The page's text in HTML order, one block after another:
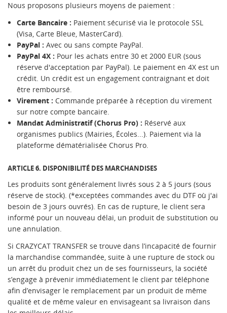
Nous proposons plusieurs moyens de paiement :
Carte Bancaire : Paiement sécurisé via le protocole SSL
(Visa, Carte Bleue, MasterCard).
PayPal : Avec ou sans compte PayPal.
PayPal 4X : Pour les achats entre 30 et 2000 EUR (sous
réserve d'acceptation par PayPal). Le paiement en 4X est un
crédit. Un crédit est un engagement contraignant et doit
être remboursé.
Virement : Commande préparée à réception du virement
sur notre compte bancaire.
Mandat Administratif (Chorus Pro) : Réservé aux
organismes publics (Mairies, Écoles...). Paiement via la
plateforme dématérialisée Chorus Pro.
ARTICLE 6. DISPONIBILITÉ DES MARCHANDISES
Les produits sont généralement livrés sous 2 à 5 jours (sous
réserve de stock). (*exceptées commandes avec du DTF où j'ai
besoin de 3 jours ouvrés). En cas de rupture, le client sera
informé pour un nouveau délai, un produit de substitution ou
une annulation.
Si CRAZYCAT TRANSFER se trouve dans l’incapacité de fournir
la marchandise commandée, suite à une rupture de stock ou
un arrêt du produit chez un de ses fournisseurs, la société
s’engage à prévenir immédiatement le client par téléphone
afin d’envisager le remplacement par un produit de même
qualité et de même valeur en envisageant sa livraison dans